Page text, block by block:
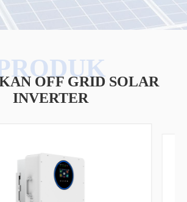
OFF GRID SOLAR
INVERTER